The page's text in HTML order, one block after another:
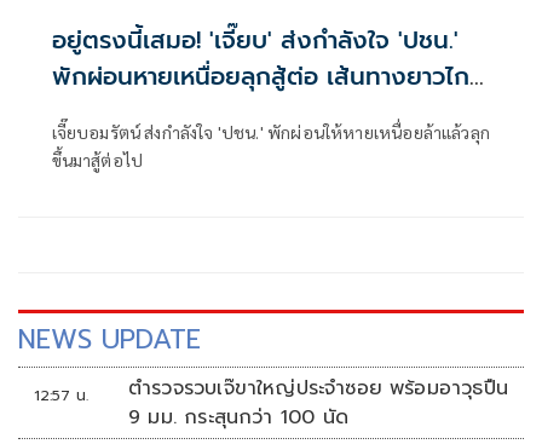
อยู่ตรงนี้เสมอ! 'เจี๊ยบ' ส่งกำลังใจ 'ปชน.'
พักผ่อนหายเหนื่อยลุกสู้ต่อ เส้นทางยาวไกล
จะไม่หยุดฝัน
เจี๊ยบอมรัตน์ ส่งกำลังใจ 'ปชน.' พักผ่อนให้หายเหนื่อยล้าแล้วลุก
ขึ้นมาสู้ต่อไป
NEWS UPDATE
12:57 น.
ตำรวจรวบเจ๊ขาใหญ่ประจำซอย พร้อมอาวุธปืน
9 มม. กระสุนกว่า 100 นัด